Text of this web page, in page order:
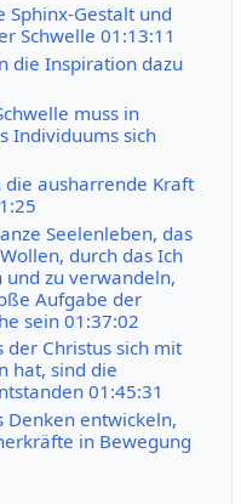
Sphinx-Gestalt und
Schwelle 01:13:11
die Inspiration dazu
muss in
Individuums sich
ausharrende Kraft
Seelenleben, das
durch das Ich
zu verwandeln,
Aufgabe der
sein 01:37:02
der Christus sich mit
hat, sind die
01:45:31
Denken entwickeln,
in Bewegung